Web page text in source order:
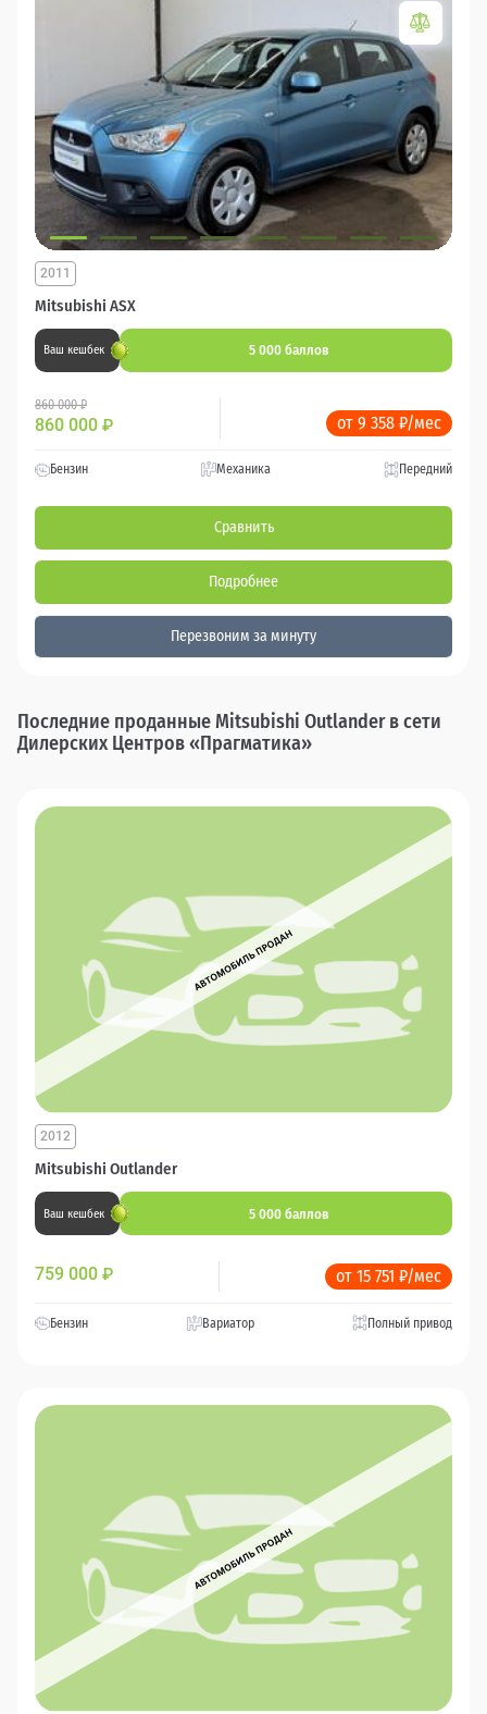
Mitsubishi ASX
2011
Ваш кешбек 5 000 баллов
860 000 ₽
860 000 ₽ от 9 358 ₽/мес
Бензин Механика Передний
Сравнить
Подробнее
Перезвоним за минуту
Последние проданные Mitsubishi Outlander в сети
Дилерских Центров «Прагматика»
Mitsubishi Outlander
2012
Ваш кешбек 5 000 баллов
759 000 ₽ от 15 751 ₽/мес
Бензин Вариатор Полный привод